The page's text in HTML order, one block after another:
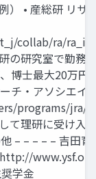
） • 産総研 リサ
collab/ra/
の研究室で勤務
博士最大20万円
チ・アソシエイ
programs/jra/
て理研に受け入
– – – – – 吉田
学金